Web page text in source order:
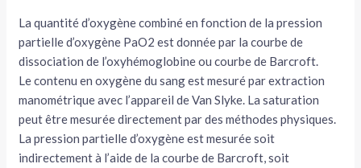
La quantité d’oxygène combiné en fonction de la pression
partielle d’oxygène PaO2 est donnée par la courbe de
dissociation de l’oxyhémoglo­bine ou courbe de Barcroft.
Le contenu en oxygène du sang est mesuré par extraction
manométrique avec l’appareil de Van Slyke. La saturation
peut être mesurée directement par des méthodes physiques.
La pression partielle d’oxygène est mesurée soit
indirectement à l’aide de la courbe de Bar­croft, soit